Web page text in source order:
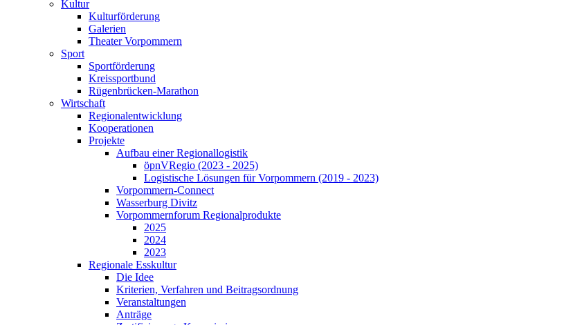
Kultur
Kulturförderung
Galerien
Theater Vorpommern
Sport
Sportförderung
Kreissportbund
Rügenbrücken-Marathon
Wirtschaft
Regionalentwicklung
Kooperationen
Projekte
Aufbau einer Regionallogistik
öpnVRegio (2023 - 2025)
Logistische Lösungen­ für Vorpommern (2019 - 2023)
Vorpommern-Connect
Wasserburg Divitz
Vorpommernforum Regionalprodukte
2025
2024
2023
Regionale Esskultur
Die Idee
Kriterien, Verfahren und Beitragsordnung
Veranstaltungen
Anträge